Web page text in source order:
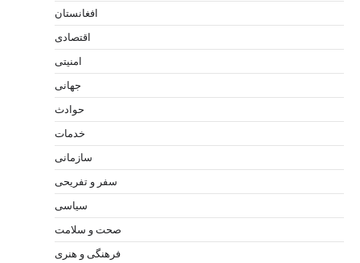
افغانستان
اقتصادی
امنیتی
جهانی
حوادث
خدمات
سازمانی
سفر و تفریحی
سیاسی
صحت و سلامت
فرهنگی و هنری